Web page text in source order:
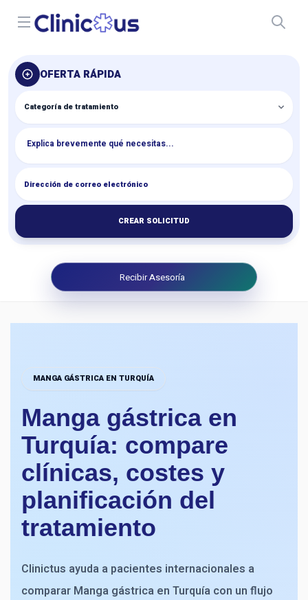
Open menu
OFERTA RÁPIDA
CREAR SOLICITUD
Recibir Asesoría
MANGA GÁSTRICA EN TURQUÍA
Manga gástrica en
Turquía: compare
clínicas, costes y
planificación del
tratamiento
Clinictus ayuda a pacientes internacionales a
comparar Manga gástrica en Turquía con un flujo